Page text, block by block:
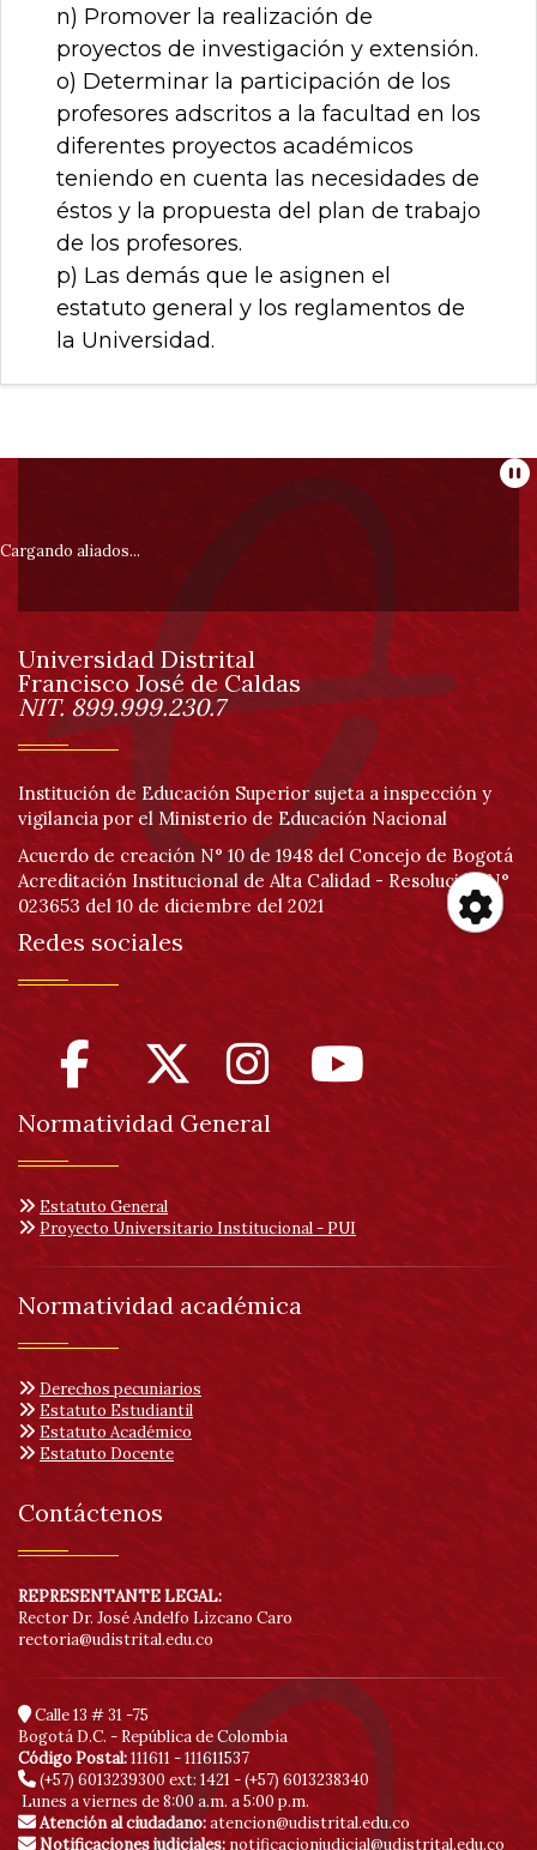
de
n) Promover la realización de
proyectos de investigación y extensión.
o) Determinar la participación de los
profesores adscritos a la facultad en los
diferentes proyectos académicos
teniendo en cuenta las necesidades de
éstos y la propuesta del plan de trabajo
de los profesores.
p) Las demás que le asignen el
estatuto general y los reglamentos de
la Universidad.
Información
pie
de
página
Cargando aliados...
Información
Universidad Distrital
Francisco José de Caldas
NIT. 899.999.230.7
Institución de Educación Superior sujeta a inspección y
vigilancia por el Ministerio de Educación Nacional
Acuerdo de creación N° 10 de 1948 del Concejo de Bogotá
Acreditación Institucional de Alta Calidad - Resolución N°
023653 del 10 de diciembre del 2021
Redes sociales
Normatividad General
Estatuto General
Proyecto Universitario Institucional - PUI
Normatividad académica
Derechos pecuniarios
Estatuto Estudiantil
Estatuto Académico
Estatuto Docente
Contáctenos
REPRESENTANTE LEGAL:
Rector Dr. José Andelfo Lizcano Caro
rectoria@udistrital.edu.co
Calle 13 # 31 -75
Bogotá D.C. - República de Colombia
Código Postal:111611 - 111611537
(+57) 6013239300 ext: 1421 - (+57) 6013238340
Lunes a viernes de 8:00 a.m. a 5:00 p.m.
Atención al ciudadano:atencion@udistrital.edu.co
Notificaciones judiciales: notificacionjudicial@udistrital.edu.co